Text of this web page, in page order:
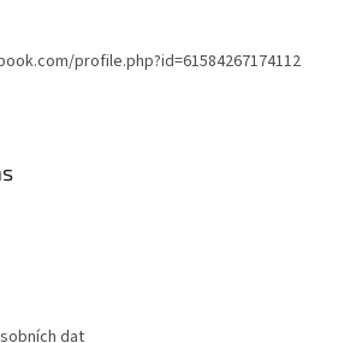
profile.php?id=61584267174112
dat